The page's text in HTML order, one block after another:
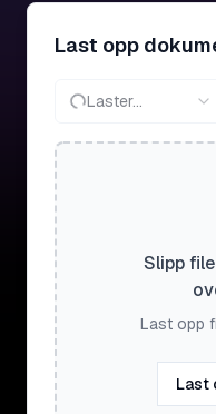
Last opp
Laster...
Slipp
Last opp
Last